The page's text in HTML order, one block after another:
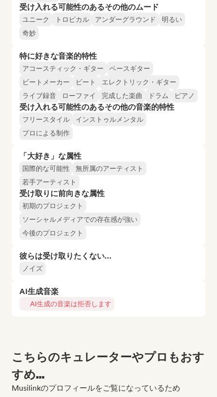
受け入れる可能性のあるその他のムード
ユニーク トロピカル アンダーグラウンド
明るい
奇妙
特に好きな音楽的特性
アコースティック・ギター
ベースギター
ビートメーカー
ビート
エレクトリック・ギター
ライブ録音
ローファイ 完成した楽曲 ドラム ピアノ
受け入れる可能性のあるその他の音楽的特性
フリースタイル
インストゥルメンタル
プロによる制作
「大好き」な属性
国際的な可能性
無所属のアーティスト
若手アーティスト
受け取りに前向きな属性
初期のプロジェクト
ソーシャルメディアでの存在感が強い
今後のプロジェクト
彼らは受け取りたくない…
ノイズ
AI生成音楽
AI生成の音楽は拒否します
こちらのキュレーターやプロもおす
すめ...
Musilinkのプロフィールをご覧になっているため